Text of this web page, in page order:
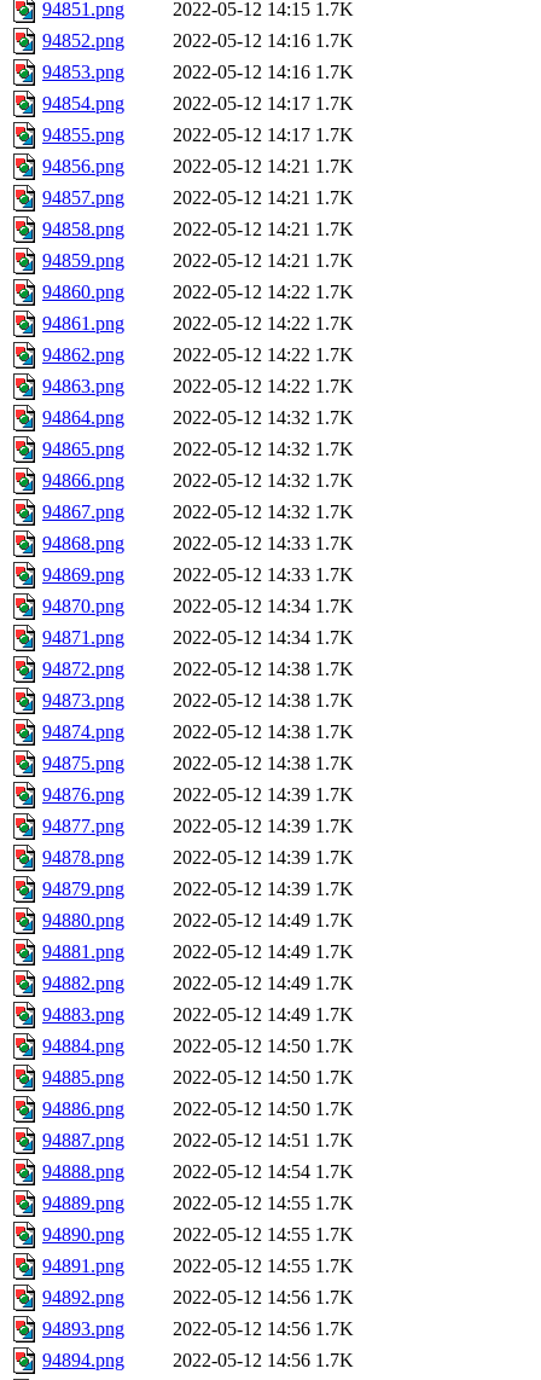
94851.png 2022-05-12 14:15 1.7K
94852.png
2022-05-12 14:16 1.7K
94853.png
2022-05-12 14:16 1.7K
94854.png
2022-05-12 14:17 1.7K
94855.png
2022-05-12 14:17 1.7K
94856.png
2022-05-12 14:21 1.7K
94857.png
2022-05-12 14:21 1.7K
94858.png
2022-05-12 14:21 1.7K
94859.png
2022-05-12 14:21 1.7K
94860.png
2022-05-12 14:22 1.7K
94861.png
2022-05-12 14:22 1.7K
94862.png
2022-05-12 14:22 1.7K
94863.png
2022-05-12 14:22 1.7K
94864.png
2022-05-12 14:32 1.7K
94865.png
2022-05-12 14:32 1.7K
94866.png
2022-05-12 14:32 1.7K
94867.png
2022-05-12 14:32 1.7K
94868.png
2022-05-12 14:33 1.7K
94869.png
2022-05-12 14:33 1.7K
94870.png
2022-05-12 14:34 1.7K
94871.png
2022-05-12 14:34 1.7K
94872.png
2022-05-12 14:38 1.7K
94873.png
2022-05-12 14:38 1.7K
94874.png
2022-05-12 14:38 1.7K
94875.png
2022-05-12 14:38 1.7K
94876.png
2022-05-12 14:39 1.7K
94877.png
2022-05-12 14:39 1.7K
94878.png
2022-05-12 14:39 1.7K
94879.png
2022-05-12 14:39 1.7K
94880.png
2022-05-12 14:49 1.7K
94881.png
2022-05-12 14:49 1.7K
94882.png
2022-05-12 14:49 1.7K
94883.png
2022-05-12 14:49 1.7K
94884.png
2022-05-12 14:50 1.7K
94885.png
2022-05-12 14:50 1.7K
94886.png
2022-05-12 14:50 1.7K
94887.png
2022-05-12 14:51 1.7K
94888.png
2022-05-12 14:54 1.7K
94889.png
2022-05-12 14:55 1.7K
94890.png
2022-05-12 14:55 1.7K
94891.png
2022-05-12 14:55 1.7K
94892.png
2022-05-12 14:56 1.7K
94893.png
2022-05-12 14:56 1.7K
94894.png
2022-05-12 14:56 1.7K